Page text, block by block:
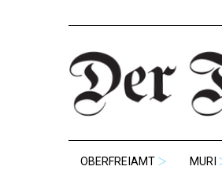
OBERFREIAMT MURI